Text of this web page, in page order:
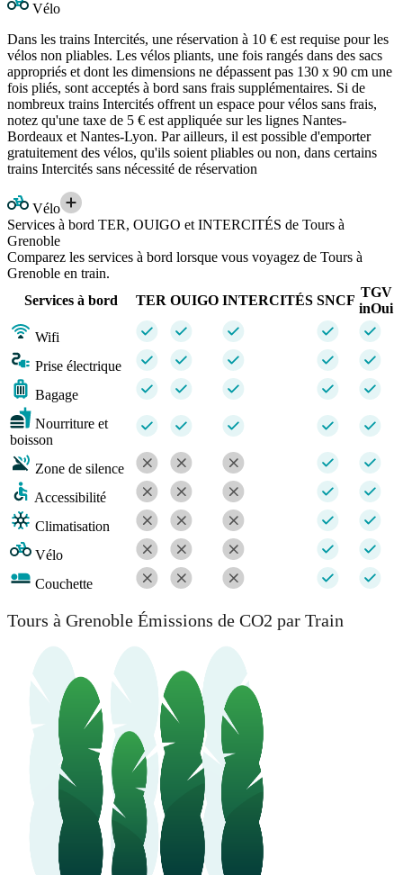
Vélo
Dans les trains Intercités, une réservation à 10 € est requise pour les
vélos non pliables. Les vélos pliants, une fois rangés dans des sacs
appropriés et dont les dimensions ne dépassent pas 130 x 90 cm une
fois pliés, sont acceptés à bord sans frais supplémentaires. Si de
nombreux trains Intercités offrent un espace pour vélos sans frais,
notez qu'une taxe de 5 € est appliquée sur les lignes Nantes-
Bordeaux et Nantes-Lyon. Par ailleurs, il est possible d'emporter
gratuitement des vélos, qu'ils soient pliables ou non, dans certains
trains Intercités sans nécessité de réservation
Vélo
Services à bord TER, OUIGO et INTERCITÉS de Tours à
Grenoble
Comparez les services à bord lorsque vous voyagez de Tours à
Grenoble en train.
Services à bord
TER OUIGO INTERCITÉS SNCF
TGV
inOui
Wifi
Prise électrique
Bagage
Nourriture et
boisson
Zone de silence
Accessibilité
Climatisation
Vélo
Couchette
Tours à Grenoble Émissions de CO2 par Train